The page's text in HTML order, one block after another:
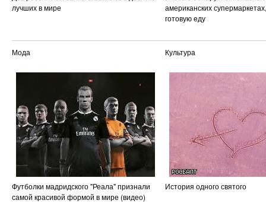
лучших в мире
американских
готовую еду
Мода
Футболки мадридского "Реала" признали
самой красивой формой в мире (видео)
Культура
История одного святого